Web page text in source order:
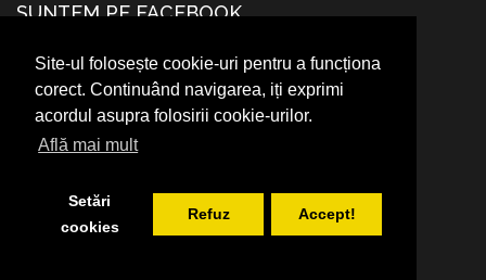
Site-ul folosește cookie-uri pentru a funcționa
corect. Continuând navigarea, iți exprimi
acordul asupra folosirii cookie-urilor.
Află mai mult
Setări
cookies
Refuz Accept!
SUNTEM PE FACEBOOK